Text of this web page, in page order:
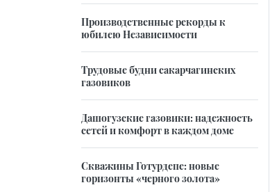
Производственные рекорды к
юбилею Независимости
Трудовые будни сакарчагинских
газовиков
Дашогузские газовики: надежность
сетей и комфорт в каждом доме
Скважины Готурдепе: новые
горизонты «черного золота»